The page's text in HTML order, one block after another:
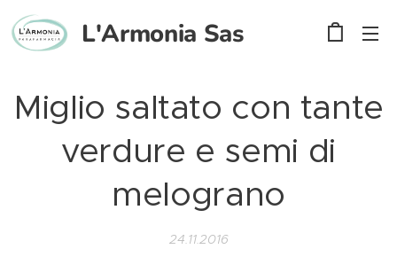
L'Armonia Sas
Miglio saltato con tante
verdure e semi di
melograno
24.11.2016